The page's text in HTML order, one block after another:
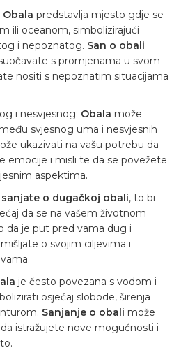
Obala predstavlja mjesto gdje se
ili oceanom, simbolizirajući
i nepoznatog. San o obali
s promjenama u svom
nositi s nepoznatim situacijama
i nesvjesnog: Obala može
svjesnog uma i nesvjesnih
ukazivati ​​na vašu potrebu da
emocije i misli te da se povežete
aspektima.
sanjate o dugačkoj obali, to bi
da se na vašem životnom
da je put pred vama dug i
o svojim ciljevima i
je često povezana s vodom i
osjećaj slobode, širenja
Sanjanje o obali može
istražujete nove mogućnosti i